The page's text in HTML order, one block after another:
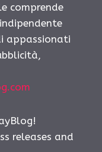
comprende
appassionati
releases and